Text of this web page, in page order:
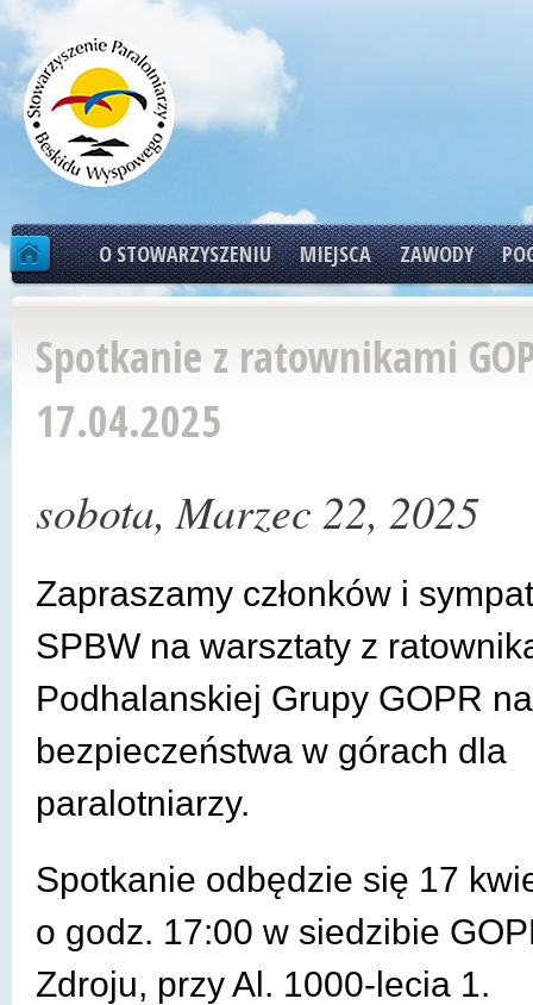
STRONA
O STOWARZYSZENIU MIEJSCA ZAWODY
Spotkanie z ratownikami
17.04.2025
sobota, Marzec 22, 2025
Zapraszamy członków i
SPBW na warsztaty z
Podhalanskiej Grupy GOPR
bezpieczeństwa w górach dla
paralotniarzy.
Spotkanie odbędzie się 17
o godz. 17:00 w siedzibie
Zdroju, przy Al. 1000-lecia 1.